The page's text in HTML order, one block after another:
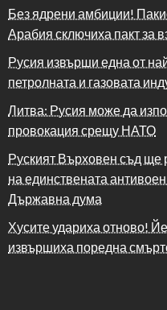
Без ядрени амбиции!
Арабия сключиха пакт за
Русия извърши една от
петролната и газовата
Литва: Русия може да
провокация срещу НАТО
Руският Върховен съд ще
на единствената
Държавна дума
Хусите удариха отново!
извършиха поредна